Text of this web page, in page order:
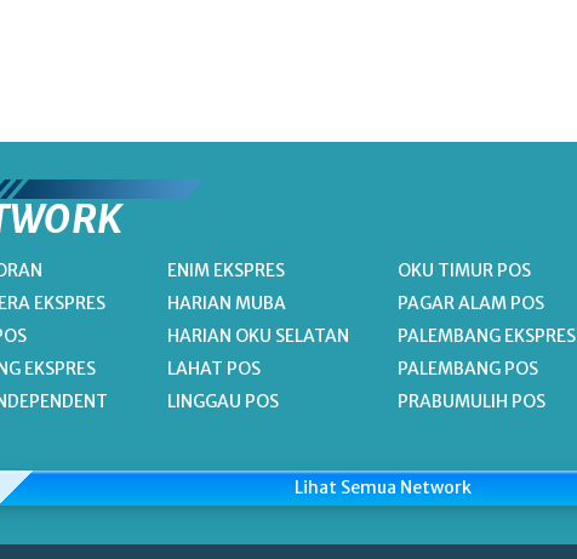
EKSPRES
EKSPRES
ENIM EKSPRES
HARIAN MUBA
HARIAN OKU SELATAN
LAHAT POS
LINGGAU POS
OKU TIMUR POS
PAGAR ALAM POS
PALEMBANG EKSPRES
PALEMBANG POS
PRABUMULIH POS
Lihat Semua Network